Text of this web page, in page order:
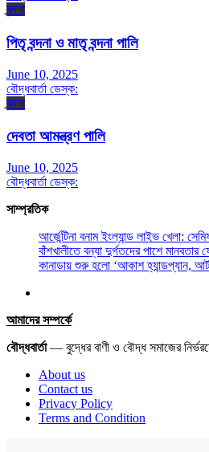
বন্দনা
পিতৃ বন্দনা ও মাতৃ বন্দনা পালি
June 10, 2025
বৌদ্ধবার্তা ডেস্ক:
বন্দনা
দেবতা আমন্ত্রণ পালি
June 10, 2025
বৌদ্ধবার্তা ডেস্ক:
সাম্প্রতিক
আর্জেন্টিনা বনাম ইংল্যান্ড লাইভ খেলা:
বাঁশখালীতে বন্যা দুর্গতদের পাশে মানবতার
কানাডায় শুরু হলো ‘আকাশ হ্যান্ডপ্যান,
আমাদের সম্পর্কে
বৌদ্ধবার্তা— বুদ্ধের বাণী ও বৌদ্ধ সমাজের
About us
Contact us
Privacy Policy
Terms and Condition